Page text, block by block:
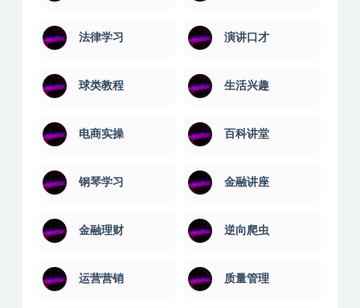
法律学习 演讲口才
球类教程 生活兴趣
电商实操 百科讲堂
钢琴学习 金融讲座
金融理财 逆向爬虫
运营营销 质量管理